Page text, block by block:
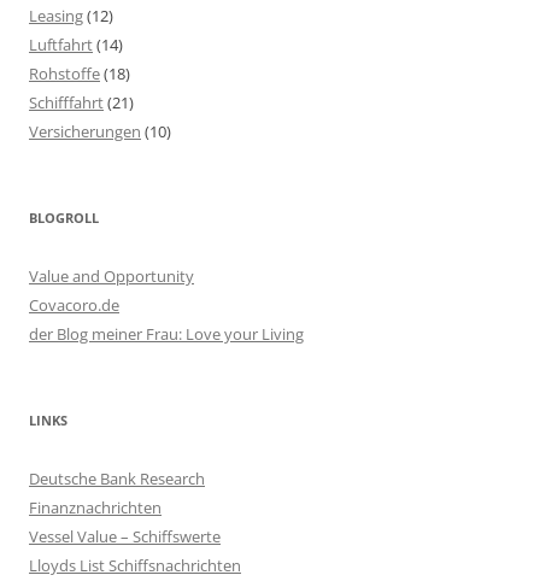
Leasing(12)
Luftfahrt(14)
Rohstoffe(18)
Schifffahrt(21)
Versicherungen (10)
BLOGROLL
Value and Opportunity
Covacoro.de
der Blog meiner Frau: Love your Living
LINKS
Deutsche Bank Research
Finanznachrichten
Vessel Value – Schiffswerte
Lloyds List Schiffsnachrichten